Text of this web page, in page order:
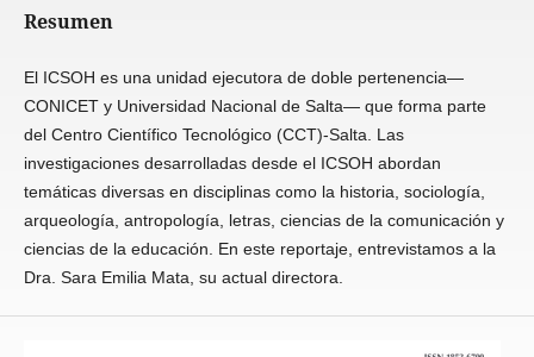
Resumen
El ICSOH es una unidad ejecutora de doble pertenencia—
CONICET y Universidad Nacional de Salta— que forma parte
del Centro Científico Tecnológico (CCT)-Salta. Las
investigaciones desarrolladas desde el ICSOH abordan
temáticas diversas en disciplinas como la historia, sociología,
arqueología, antropología, letras, ciencias de la comunicación y
ciencias de la educación. En este reportaje, entrevistamos a la
Dra. Sara Emilia Mata, su actual directora.